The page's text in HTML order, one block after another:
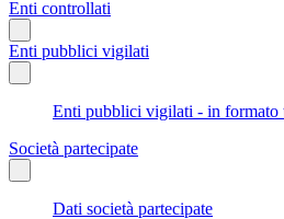
Enti controllati
Enti pubblici vigilati
Enti pubblici vigilati - in formato
Società partecipate
Dati società partecipate